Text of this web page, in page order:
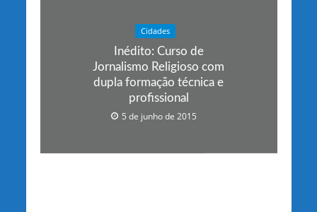
Cidades
Inédito: Curso de
Jornalismo Religioso com
dupla formação técnica e
profissional
5 de junho de 2015